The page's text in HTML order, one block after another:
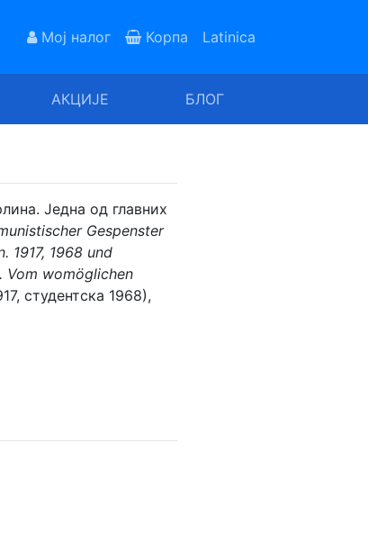
Мој налог Корпа Latinica
АКЦИЈЕ БЛОГ
Једна од главних
Gespenster
1917, 1968 und
Vom womöglichen
студентска 1968),